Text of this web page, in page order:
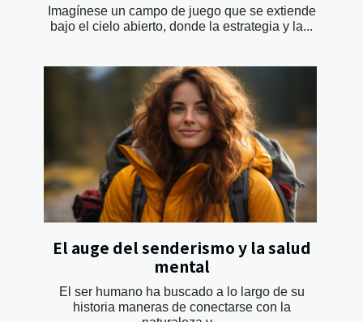
Imagínese un campo de juego que se extiende
bajo el cielo abierto, donde la estrategia y la...
El auge del senderismo y la salud
mental
El ser humano ha buscado a lo largo de su
historia maneras de conectarse con la